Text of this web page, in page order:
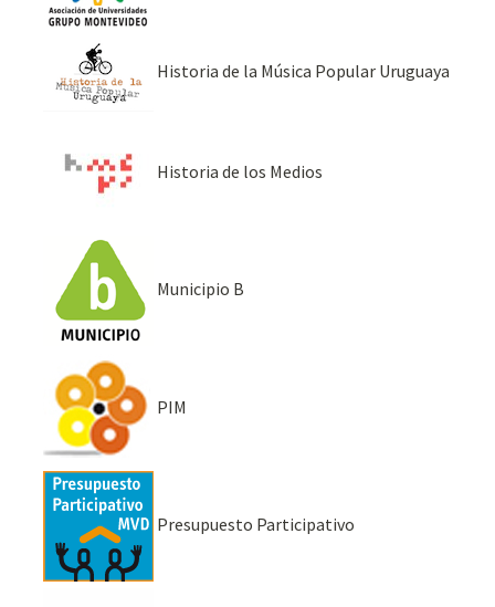
Historia de la Música Popular Uruguaya
Historia de los Medios
Municipio B
PIM
Presupuesto Participativo